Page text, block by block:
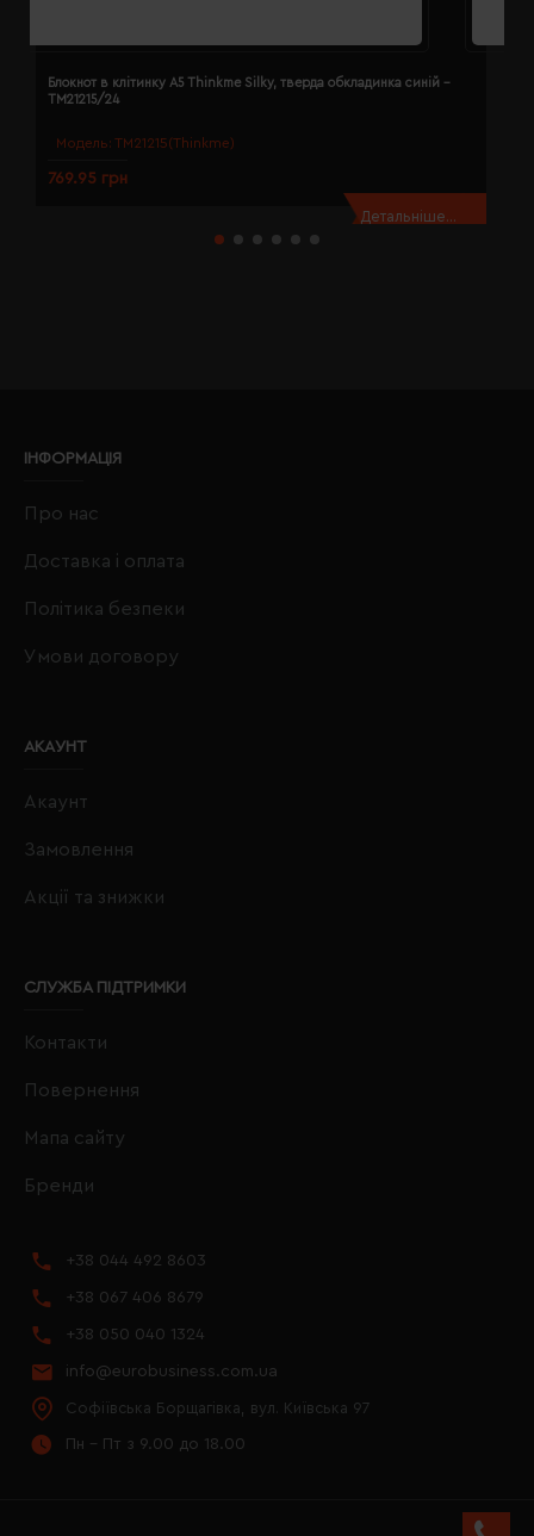
Модель: TM21215(Thinkme)
Блокнот в клітинку A5 Thinkme Silky, тверда обкладинка синій -
TM21215/24
769.95 грн
Детальніше...
ІНФОРМАЦІЯ
Про нас
Доставка і оплата
Політика безпеки
Умови договору
АКАУНТ
Акаунт
Замовлення
Акції та знижки
СЛУЖБА ПІДТРИМКИ
Контакти
Повернення
Мапа сайту
Бренди
+38 044 492 8603
+38 067 406 8679
+38 050 040 1324
info@eurobusiness.com.ua
Софіївська Борщагівка, вул. Київська 97
Пн - Пт з 9.00 до 18.00